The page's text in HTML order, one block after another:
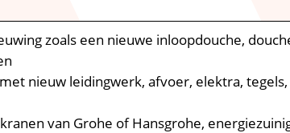
zoals een nieuwe inloopdouche,
nieuw leidingwerk, afvoer, elektra,
van Grohe of Hansgrohe,